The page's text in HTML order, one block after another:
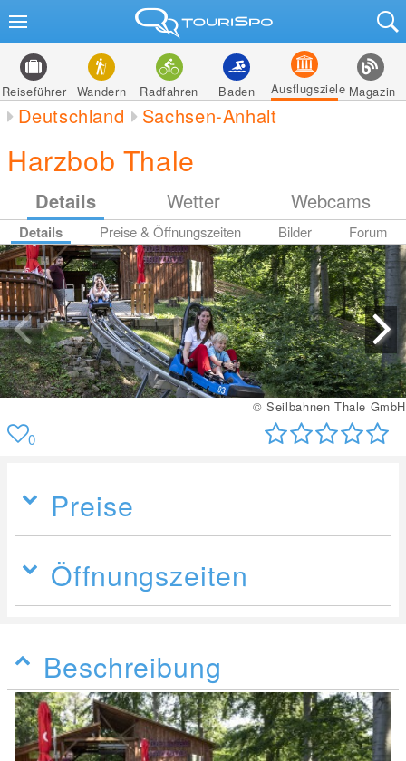
Reiseführer Wandern Radfahren Baden Ausflugsziele Magazin
Deutschland Sachsen-Anhalt
Harzbob Thale
Details Wetter Webcams
Details Preise & Öffnungszeiten Bilder Forum
© Seilbahnen Thale GmbH
0
Preise
Öffnungszeiten
Beschreibung